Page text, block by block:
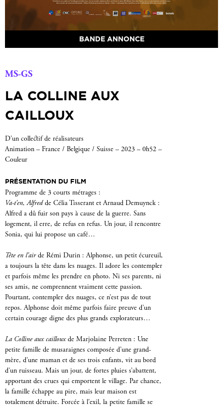
BANDE ANNONCE
MS-GS
LA COLLINE AUX
CAILLOUX
D’un collectif de réalisateurs
Animation – France / Belgique / Suisse – 2023 – 0h52 –
Couleur
PRÉSENTATION DU FILM
Programme de 3 courts métrages :
Va-t’en, Alfredde Célia Tisserant et Arnaud Demuynck :
Alfred a dû fuir son pays à cause de la guerre. Sans
logement, il erre, de refus en refus. Un jour, il rencontre
Sonia, qui lui propose un café…
Tête en l’airde Rémi Durin : Alphonse, un petit écureuil,
a toujours la tête dans les nuages. Il adore les contempler
et parfois même les prendre en photo. Ni ses parents, ni
ses amis, ne comprennent vraiment cette passion.
Pourtant, contempler des nuages, ce n’est pas de tout
repos. Alphonse doit même parfois faire preuve d’un
certain courage digne des plus grands explorateurs…
La Colline aux caillouxde Marjolaine Perreten : Une
petite famille de musaraignes composée d’une grand-
mère, d’une maman et de ses trois enfants, vit au bord
d’un ruisseau. Mais un jour, de fortes pluies s’abattent,
apportant des crues qui emportent le village. Par chance,
la famille échappe au pire, mais leur maison est
totalement détruite. Forcée à l’exil, la petite famille se